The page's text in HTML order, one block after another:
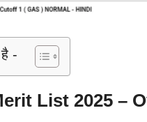
-
List 2025 –